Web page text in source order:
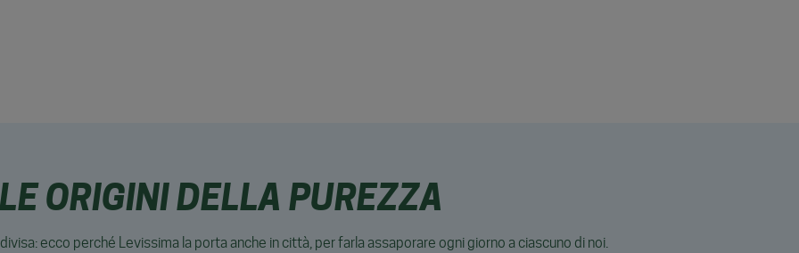
ORIGINI DELLA PUREZZA
ecco perché Levissima la porta anche in città, per farla assaporare ogni giorno a ciascuno di noi.